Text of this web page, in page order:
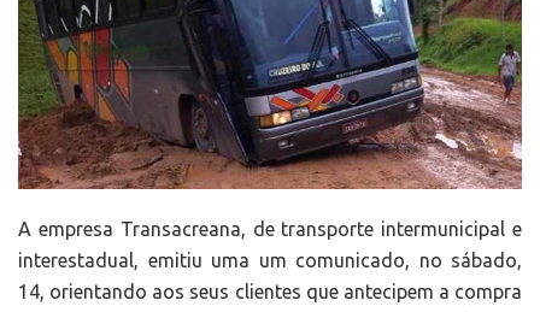
A empresa Transacreana, de transporte intermunicipal e
interestadual, emitiu uma um comunicado, no sábado,
14, orientando aos seus clientes que antecipem a compra